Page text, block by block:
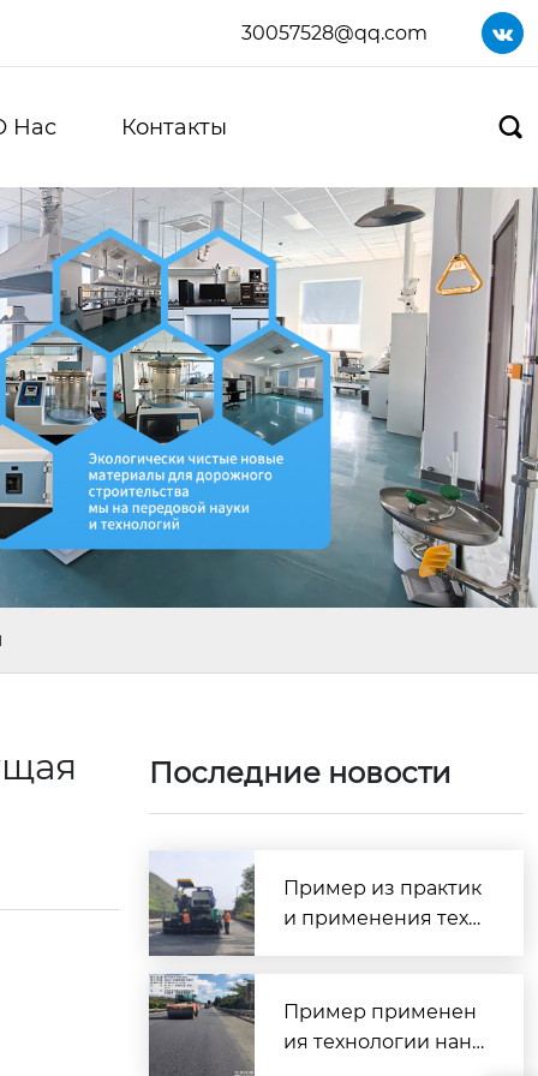
30057528@qq.com 
Нас Контакты 
Последние новости
Пример из практик
и применения техн
окрытия SMC — про
ект профилактичес
Пример применен
ия технологии нане